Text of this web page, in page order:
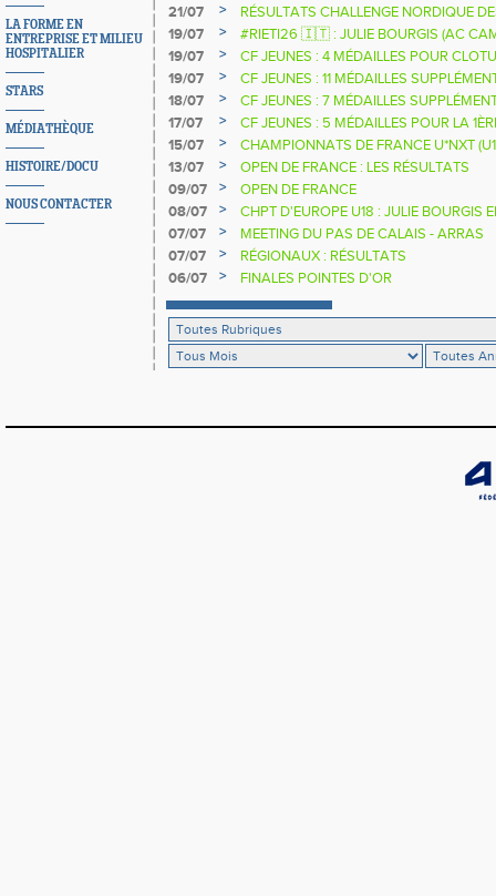
LA FORME EN
ENTREPRISE ET MILIEU
HOSPITALIER
STARS
MÉDIATHÈQUE
HISTOIRE/DOCU
NOUS CONTACTER
21/07
>
RÉSULTATS CHALLENGE NORDIQUE
2025 2026
19/07 >
#RIETI26 🇮🇹 : JULIE BOURGIS (AC
D'EUROPE U18 DE LA PERCHE
19/07 >
CF JEUNES : 4 MÉDAILLES POUR
19/07
>
CF JEUNES : 11 MÉDAILLES
18/07
>
CF JEUNES : 7 MÉDAILLES
17/07
>
CF JEUNES : 5 MÉDAILLES POUR LA
15/07
>
CHAMPIONNATS DE FRANCE U*NXT
13/07
>
OPEN DE FRANCE : LES RÉSULTATS
09/07
>
OPEN DE FRANCE
08/07
>
CHPT D'EUROPE U18 : JULIE BOURGIS
07/07
>
MEETING DU PAS DE CALAIS - ARRAS
07/07
>
RÉGIONAUX : RÉSULTATS
06/07
> FINALES POINTES D'OR